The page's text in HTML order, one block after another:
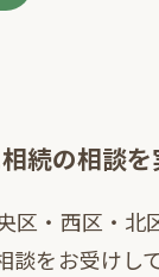
続の相談
区・西区・
談をお受けし